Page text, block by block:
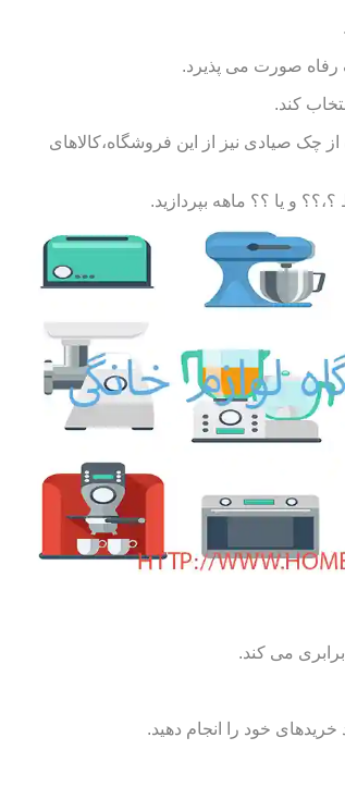
رفاه صورت می پذیرد.
کند.
چک صیادی نیز از این فروشگاه،کالاهای
می کند.
خود را انجام دهید.